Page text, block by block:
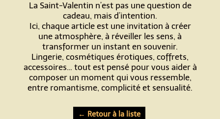
La Saint-Valentin n’est pas une question de
cadeau, mais d’intention.
Ici, chaque article est une invitation à créer
une atmosphère, à réveiller les sens, à
transformer un instant en souvenir.
Lingerie, cosmétiques érotiques, coffrets,
accessoires… tout est pensé pour vous aider à
composer un moment qui vous ressemble,
entre romantisme, complicité et sensualité.
← Retour à la liste